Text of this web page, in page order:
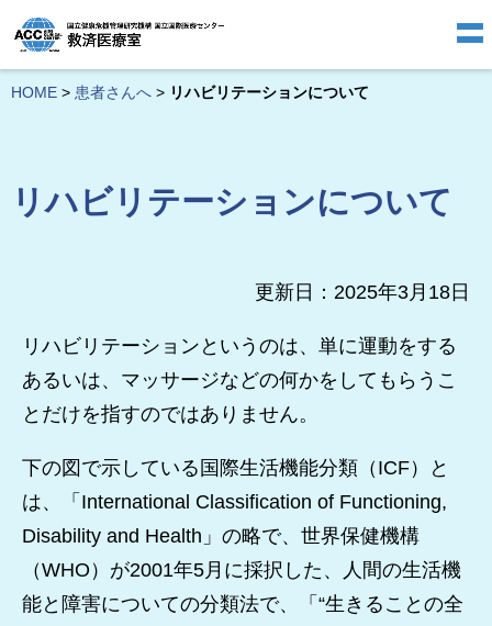
HOME > 患者さんへ > リハビリテーションについて
リハビリテーションについて
更新日：2025年3月18日
リハビリテーションというのは、単に運動をする
あるいは、マッサージなどの何かをしてもらうこ
とだけを指すのではありません。
下の図で示している国際生活機能分類（ICF）と
は、「International Classification of Functioning,
Disability and Health」の略で、世界保健機構
（WHO）が2001年5月に採択した、人間の生活機
能と障害についての分類法で、「“生きることの全